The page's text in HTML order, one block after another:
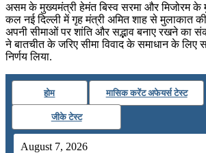
असम के मुख्‍यमंत्री हेमंत बिस्‍व सरमा और मिजोरम के
कल नई दिल्‍ली में गृह मंत्री अमित शाह से मुलाकात
अपनी सीमाओं पर शांति और सद्भाव बनाए रखने का
ने बातचीत के जरिए सीमा विवाद के समाधान के लिए
निर्णय लिया.
होम मासिक करेंट अफेयर्स टेस्ट
जीके टेस्ट
August 7, 2026